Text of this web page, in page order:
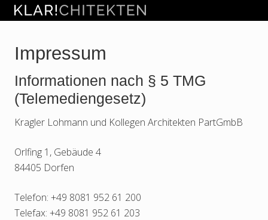
Menu
Skip
to
header
Skip
to
content
Zur
Hauptsidebar
Zur
Fußzeile
Kragler
und
Kollegen
PartGmbB
Impressum
Informationen nach § 5 TMG
(Telemediengesetz)
Kragler Lohmann und Kollegen Architekten PartGmbB
Orlfing 1, Gebäude 4
84405 Dorfen
Telefon: +49 8081 952 61 200
Telefax: +49 8081 952 61 203